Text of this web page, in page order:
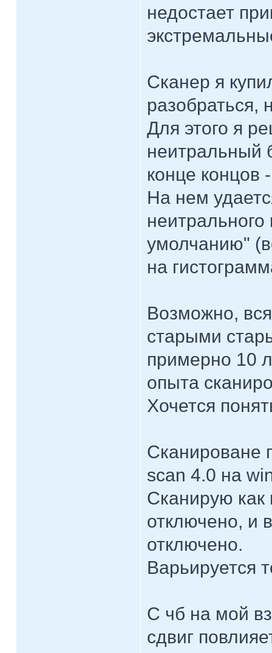
недостает
Сканер я
разобраться,
Для этого я
неитральный
конце концов
На нем
умолчанию"
на
Возможно,
старыми
примерно 10
опыта
Хочется
Сканироване
scan 4.0 на
Сканирую как
отключено, и
отключено.
Варьируется
С чб на мой
сдвиг